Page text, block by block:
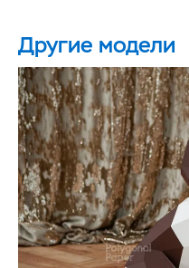
Другие модели